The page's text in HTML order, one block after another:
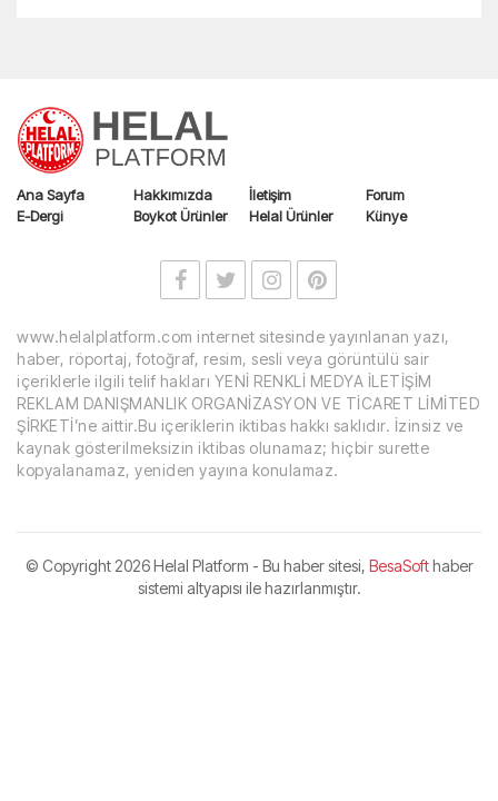
Ana Sayfa Hakkımızda İletişim
Forum
E-Dergi
Boykot Ürünler Helal Ürünler Künye
www.helalplatform.com internet sitesinde yayınlanan yazı,
haber, röportaj, fotoğraf, resim, sesli veya görüntülü sair
içeriklerle ilgili telif hakları YENİ RENKLİ MEDYA İLETİŞİM
REKLAM DANIŞMANLIK ORGANİZASYON VE TİCARET LİMİTED
ŞİRKETİ’ne aittir.Bu içeriklerin iktibas hakkı saklıdır. İzinsiz ve
kaynak gösterilmeksizin iktibas olunamaz; hiçbir surette
kopyalanamaz, yeniden yayına konulamaz.
© Copyright2026 Helal Platform - Bu haber sitesi, BesaSofthaber
sistemi altyapısı ile hazırlanmıştır.